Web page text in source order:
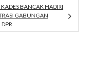
BANCAK HADIRI
GABUNGAN